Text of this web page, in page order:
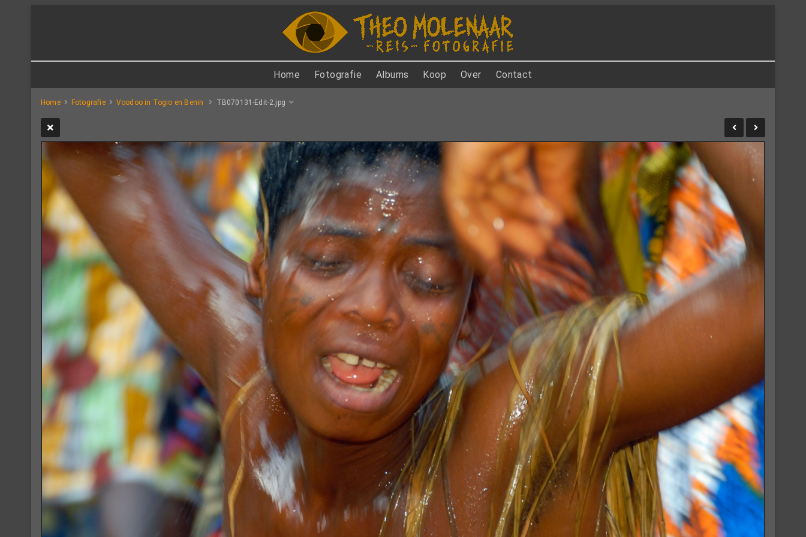
Home Fotografie Voodoo in Togio en Benin TB070131-Edit-2.jpg
Home Fotografie Albums Koop Over Contact